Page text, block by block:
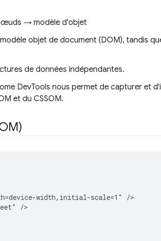
→ modèle d'objet
objet de document (DOM), tandis
de données indépendantes.
DevTools nous permet de capturer et
et du CSSOM.
width,initial-scale=1" />
/>